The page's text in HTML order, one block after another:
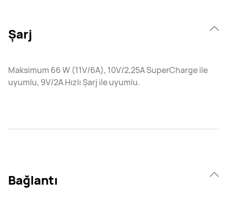
Şarj
Maksimum 66 W (11V/6A), 10V/2,25A SuperCharge ile
uyumlu, 9V/2A Hızlı Şarj ile uyumlu.
Bağlantı